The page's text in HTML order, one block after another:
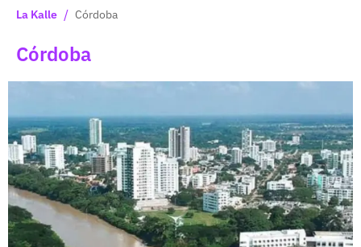
La Kalle / Córdoba
Córdoba